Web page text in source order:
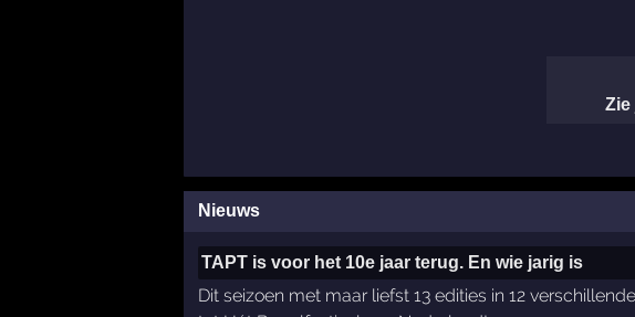
Zie
Nieuws
TAPT is voor het 10e jaar terug. En wie jarig is
Dit seizoen met maar liefst 13 edities in 12